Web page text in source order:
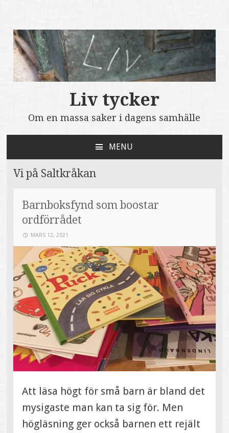
Liv tycker
Om en massa saker i dagens samhälle
MENU
CONTENT
Vi på Saltkråkan
Barnboksfynd som boostar
ordförrådet
MARS 12, 2021
Att läsa högt för små barn är bland det
mysigaste man kan ta sig för. Men
högläsning ger också barnen ett rejält